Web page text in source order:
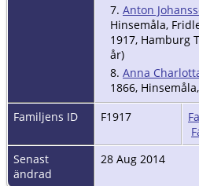
7. Anton
Hinsemåla,
1917, Hamburg
år)
8. Anna
1866,
Familjens ID
F1917
Senast
ändrad
28 Aug 2014